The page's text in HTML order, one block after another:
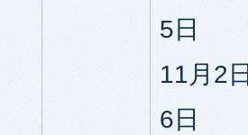
5日
11月2
6日